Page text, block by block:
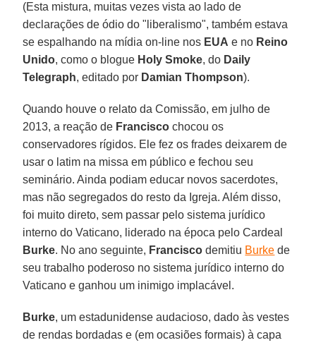
(Esta mistura, muitas vezes vista ao lado de
declarações de ódio do "liberalismo", também estava
se espalhando na mídia on-line nos EUA e no Reino
Unido, como o blogue Holy Smoke, do Daily
Telegraph, editado por Damian Thompson).
Quando houve o relato da Comissão, em julho de
2013, a reação de Francisco chocou os
conservadores rígidos. Ele fez os frades deixarem de
usar o latim na missa em público e fechou seu
seminário. Ainda podiam educar novos sacerdotes,
mas não segregados do resto da Igreja. Além disso,
foi muito direto, sem passar pelo sistema jurídico
interno do Vaticano, liderado na época pelo Cardeal
Burke. No ano seguinte, Francisco demitiu Burke de
seu trabalho poderoso no sistema jurídico interno do
Vaticano e ganhou um inimigo implacável.
Burke, um estadunidense audacioso, dado às vestes
de rendas bordadas e (em ocasiões formais) à capa